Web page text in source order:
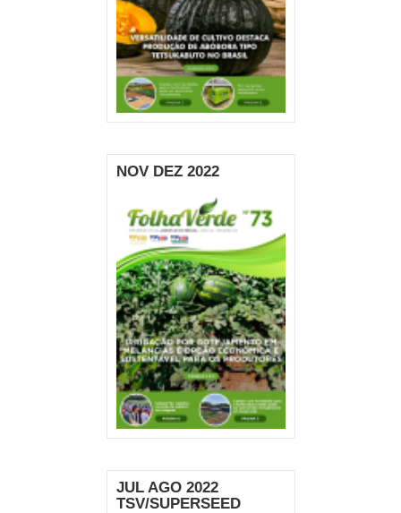
NOV DEZ 2022
JUL AGO 2022
TSV/SUPERSEED